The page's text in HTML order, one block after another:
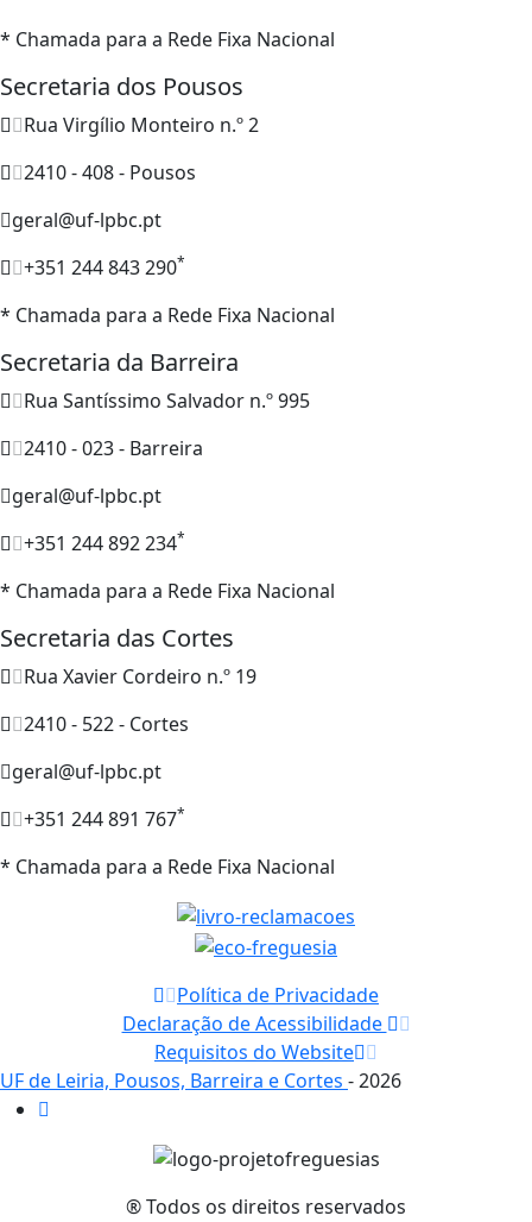
* Chamada para a Rede Fixa Nacional
Secretaria dos Pousos
Rua Virgílio Monteiro n.º 2
2410 - 408 - Pousos
geral@uf-lpbc.pt
+351 244 843 290*
* Chamada para a Rede Fixa Nacional
Secretaria da Barreira
Rua Santíssimo Salvador n.º 995
2410 - 023 - Barreira
geral@uf-lpbc.pt
+351 244 892 234*
* Chamada para a Rede Fixa Nacional
Secretaria das Cortes
Rua Xavier Cordeiro n.º 19
2410 - 522 - Cortes
geral@uf-lpbc.pt
+351 244 891 767*
* Chamada para a Rede Fixa Nacional
Política de Privacidade
Declaração de Acessibilidade
Requisitos do Website
UF de Leiria, Pousos, Barreira e Cortes - 2026
® Todos os direitos reservados